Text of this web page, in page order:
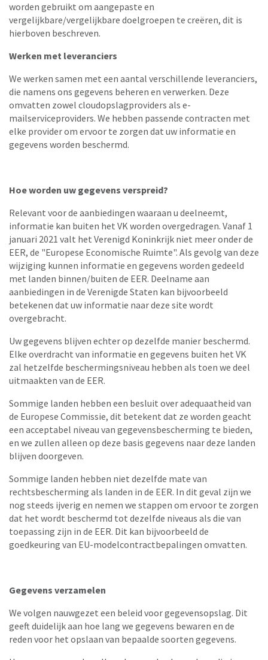
worden gebruikt om aangepaste en
vergelijkbare/vergelijkbare doelgroepen te creëren, dit is
hierboven beschreven.
Werken met leveranciers
We werken samen met een aantal verschillende leveranciers,
die namens ons gegevens beheren en verwerken. Deze
omvatten zowel cloudopslagproviders als e-
mailserviceproviders. We hebben passende contracten met
elke provider om ervoor te zorgen dat uw informatie en
gegevens worden beschermd.
Hoe worden uw gegevens verspreid?
Relevant voor de aanbiedingen waaraan u deelneemt,
informatie kan buiten het VK worden overgedragen. Vanaf 1
januari 2021 valt het Verenigd Koninkrijk niet meer onder de
EER, de "Europese Economische Ruimte". Als gevolg van deze
wijziging kunnen informatie en gegevens worden gedeeld
met landen binnen/buiten de EER. Deelname aan
aanbiedingen in de Verenigde Staten kan bijvoorbeeld
betekenen dat uw informatie naar deze site wordt
overgebracht.
Uw gegevens blijven echter op dezelfde manier beschermd.
Elke overdracht van informatie en gegevens buiten het VK
zal hetzelfde beschermingsniveau hebben als toen we deel
uitmaakten van de EER.
Sommige landen hebben een besluit over adequaatheid van
de Europese Commissie, dit betekent dat ze worden geacht
een acceptabel niveau van gegevensbescherming te bieden,
en we zullen alleen op deze basis gegevens naar deze landen
blijven doorgeven.
Sommige landen hebben niet dezelfde mate van
rechtsbescherming als landen in de EER. In dit geval zijn we
nog steeds ijverig en nemen we stappen om ervoor te zorgen
dat het wordt beschermd tot dezelfde niveaus als die van
toepassing zijn in de EER. Dit kan bijvoorbeeld de
goedkeuring van EU-modelcontractbepalingen omvatten.
Gegevens verzamelen
We volgen nauwgezet een beleid voor gegevensopslag. Dit
geeft duidelijk aan hoe lang we gegevens bewaren en de
reden voor het opslaan van bepaalde soorten gegevens.